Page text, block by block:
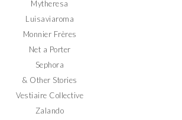
Mytheresa
Luisaviaroma
Monnier Frères
Net a Porter
Sephora
& Other Stories
Vestiaire Collective
Zalando